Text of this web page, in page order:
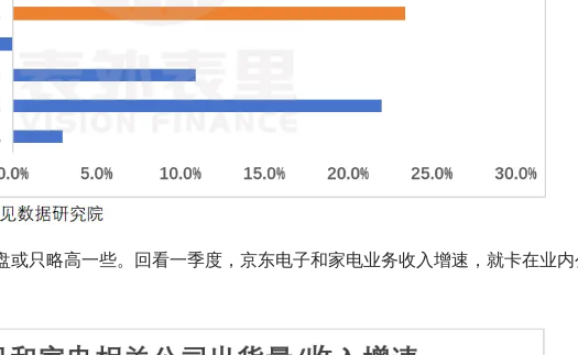
或只略高一些。回看一季度，京东电子和家电业务收入增速，就卡在业内